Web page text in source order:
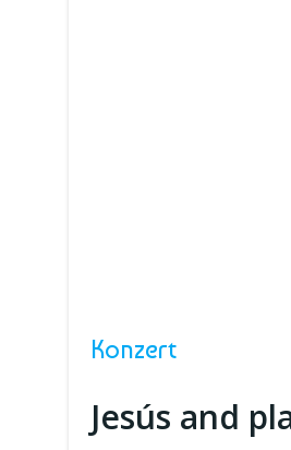
Konzert
Jesús and